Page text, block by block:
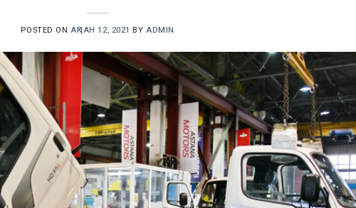
POSTED ONАҚПАН 12, 2021 BYADMIN